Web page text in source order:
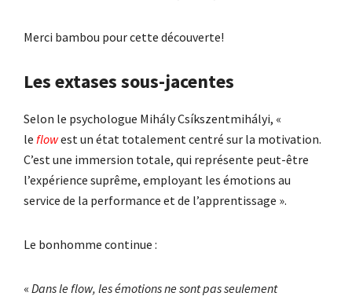
Merci bambou pour cette découverte!
Les extases sous-jacentes
Selon le psychologue Mihály Csíkszentmihályi, «
le flowest un état totalement centré sur la motivation.
C’est une immersion totale, qui représente peut-être
l’expérience suprême, employant les émotions au
service de la performance et de l’apprentissage ».
Le bonhomme continue :
« Dans le flow, les émotions ne sont pas seulement